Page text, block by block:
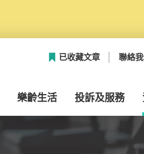
已收藏文章 聯絡
樂齡生活 投訴及服務